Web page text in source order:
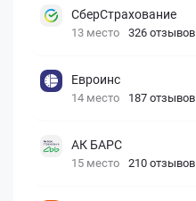
СберСтрахование
13 место 326 отзывов
Евроинс
14 место 187 отзывов
АК БАРС
15 место 210 отзывов